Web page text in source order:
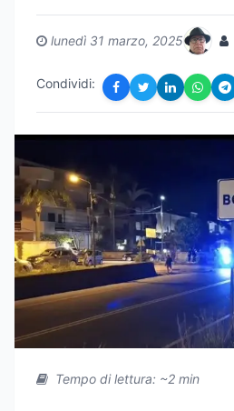
lunedì 31 marzo, 2025
Condividi:
Tempo di lettura: ~2 min